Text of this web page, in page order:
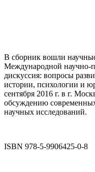
В сборник вошли
Международной научно-
дискуссия: вопросы
истории, психологии и
сентября 2016 г. в г.
обсуждению
научных исследований.
ISBN 978-5-9906425-0-8